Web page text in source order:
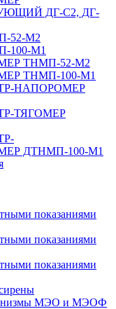
ДГ-С2, ДГ-
52-М2
100-М1
ТНМП-52-М2
ТНМП-100-М1
НАПОРОМЕР
ТЯГОМЕР
ДТНМП-100-М1
показаниями
показаниями
показаниями
МЭО и МЭОФ